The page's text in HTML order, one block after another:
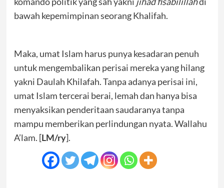
bawah kepemimpinan seorang Khalifah.
Maka, umat Islam harus punya kesadaran penuh
untuk mengembalikan perisai mereka yang hilang
yakni Daulah Khilafah. Tanpa adanya perisai ini,
umat Islam tercerai berai, lemah dan hanya bisa
menyaksikan penderitaan saudaranya tanpa
mampu memberikan perlindungan nyata. Wallahu
A’lam. [LM/ry].